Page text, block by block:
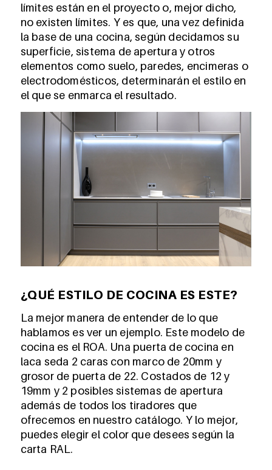
límites están en el proyecto o, mejor dicho,
no existen límites. Y es que, una vez definida
la base de una cocina, según decidamos su
superficie, sistema de apertura y otros
elementos como suelo, paredes, encimeras o
electrodomésticos, determinarán el estilo en
el que se enmarca el resultado.
¿QUÉ ESTILO DE COCINA ES ESTE?
La mejor manera de entender de lo que
hablamos es ver un ejemplo. Este modelo de
cocina es el ROA. Una puerta de cocina en
laca seda 2 caras con marco de 20mm y
grosor de puerta de 22. Costados de 12 y
19mm y 2 posibles sistemas de apertura
además de todos los tiradores que
ofrecemos en nuestro catálogo. Y lo mejor,
puedes elegir el color que desees según la
carta RAL.